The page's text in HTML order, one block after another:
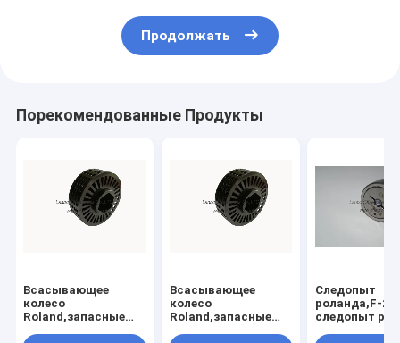
Продолжать
Порекомендованные Продукты
Всасывающее
колесо
Roland,запасные
Всасывающее
колесо
Roland,запасные
Следопыт
роланда,F-
следопыт